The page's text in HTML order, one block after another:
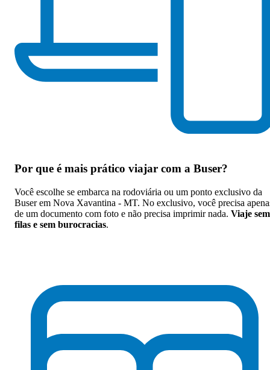
Por que é mais prático viajar com a Buser?
Você escolhe se embarca na rodoviária ou um ponto exclusivo da
Buser em Nova Xavantina - MT. No exclusivo, você precisa
de um documento com foto e não precisa imprimir nada. Viaje sem
filas e sem burocracias.